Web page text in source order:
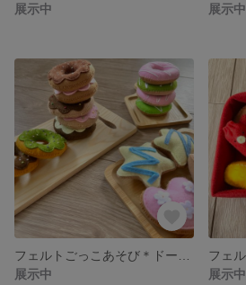
展示中
展示中
展示中
展示中